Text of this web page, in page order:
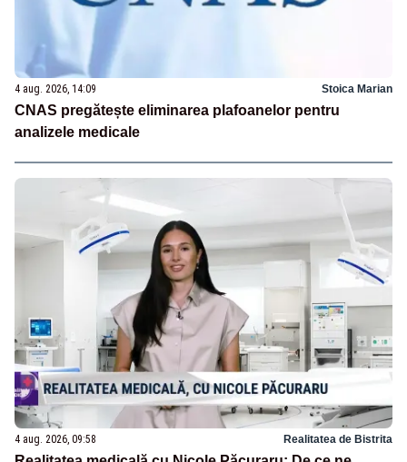
4 aug. 2026, 14:09 Stoica Marian
CNAS pregătește eliminarea plafoanelor pentru
analizele medicale
4 aug. 2026, 09:58 Realitatea de Bistrita